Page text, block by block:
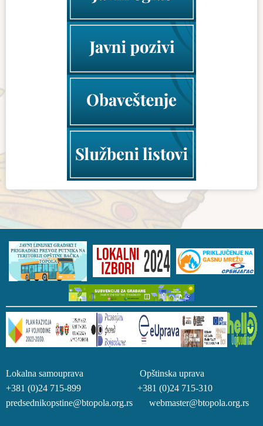
Lokalna samouprava Opštinska uprava
+381 (0)24 715-899 +381 (0)24 715-310
predsednikopstine@btopola.org.rs webmaster@btopola.org.rs